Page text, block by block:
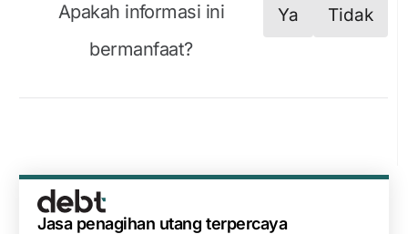
Apakah informasi ini
bermanfaat?
Ya Tidak
Jasa penagihan utang terpercaya